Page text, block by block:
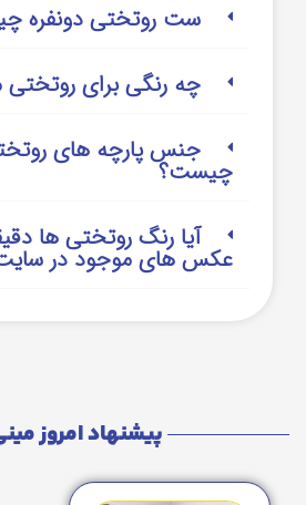
ست روتختی دونفره
چه رنگی برای روتختی
جنس پارچه های
چیست؟
آیا رنگ روتختی ها
عکس های موجود در
پیشنهاد امروز